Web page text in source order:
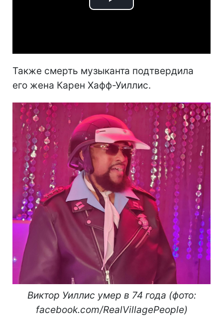
Play
Также смерть музыканта подтвердила
его жена Карен Хафф-Уиллис.
Виктор Уиллис умер в 74 года (фото:
facebook.com/RealVillagePeople)